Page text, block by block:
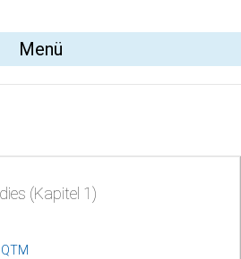
Menü
(Kapitel 1)
QTM